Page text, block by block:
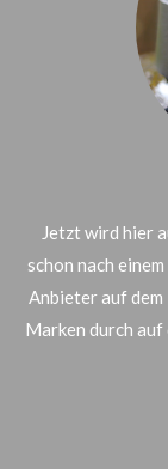
Jetzt wird hier
schon nach
Anbieter auf
Marken durch auf